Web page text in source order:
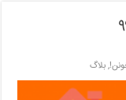
,بلاگ